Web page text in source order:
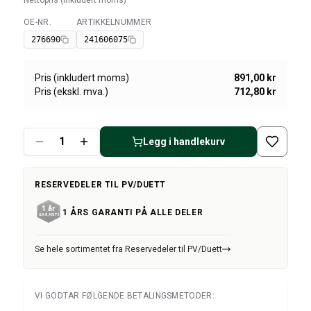
Amazon dekk/felg/navkapsler
Reservedeler til 1800
1800 Bremsesystem
Volvo 1800 Karosseri
1800 Kjølesystem
1800 Forvogn
1800 Kraftoverføring/Bakaksel
Varme/Friskluftsanlegg 1800 (1961–73)
1800 Dekk/Felg
1800 Øvrig
Volvo 140/164 karosseri
140/164 Elsystem
Tilgjengelig
OE-NR.
276690
ARTIKKELNUMMER
241606075
Pris (inkludert moms)
891,00 kr
Pris (ekskl. mva.)
712,80 kr
Legg i handlekurv
RESERVEDELER TIL PV/DUETT
1 ÅRS GARANTI PÅ ALLE DELER
Se hele sortimentet fra Reservedeler til PV/Duett
VI GODTAR FØLGENDE BETALINGSMETODER: